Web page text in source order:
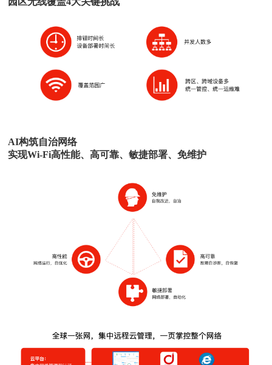
AI构筑自治网络
实现Wi-Fi高性能、高可靠、敏捷部署、免维护